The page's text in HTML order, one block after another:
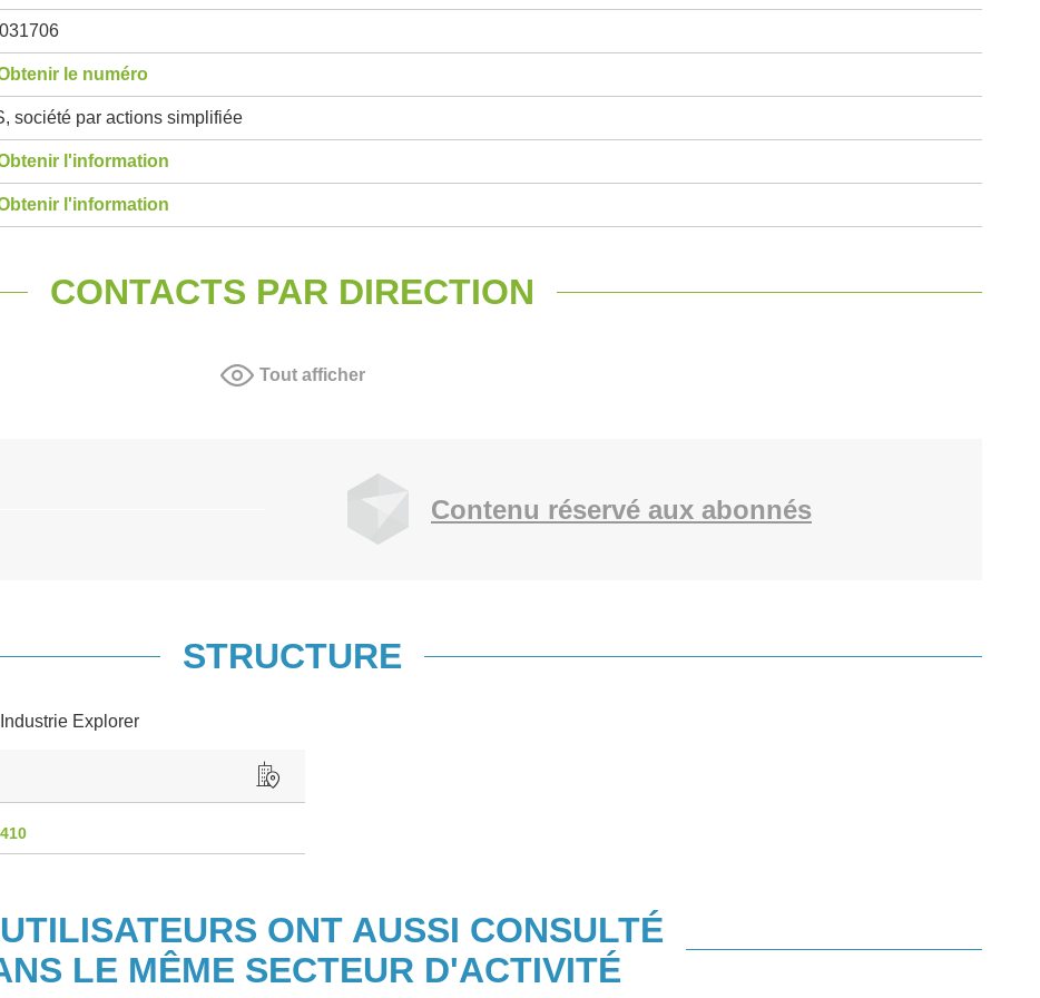
le numéro
société par actions simplifiée
l'information
l'information
CONTACTS PAR DIRECTION
Tout afficher
Contenu réservé aux abonnés
STRUCTURE
Explorer
ONT AUSSI CONSULTÉ
LE MÊME SECTEUR D'ACTIVITÉ